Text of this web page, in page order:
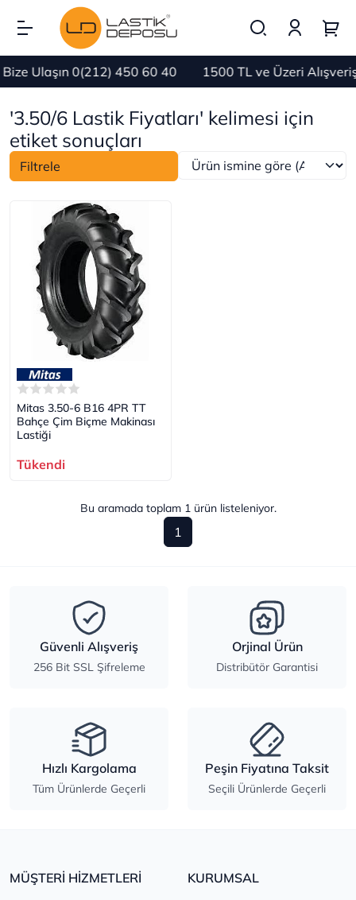
Ulaşın 0(212) 450 60 40 1500 TL ve Üzeri
'3.50/6 Lastik Fiyatları' kelimesi için
etiket sonuçları
Filtrele
Mitas 3.50-6 B16 4PR TT
Bahçe Çim Biçme Makinası
Lastiği
Tükendi
Bu aramada toplam 1ürün listeleniyor.
1
Güvenli Alışveriş
256 Bit SSL Şifreleme
Orjinal Ürün
Distribütör Garantisi
Hızlı Kargolama
Tüm Ürünlerde Geçerli
Peşin Fiyatına Taksit
Seçili Ürünlerde Geçerli
MÜŞTERİ HİZMETLERİ KURUMSAL